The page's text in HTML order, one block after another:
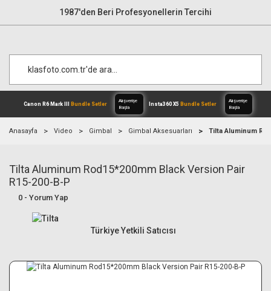
1987'den Beri Profesyonellerin Tercihi
Canon R6 Mark IIIBundle Setler
Alışverişe
Anasayfa Video Gimbal Gimbal Aksesuarları Tilta Aluminum
Tilta Aluminum Rod15*200mm Black Version Pair
R15-200-B-P
0 - Yorum Yap
Türkiye Yetkili Satıcısı